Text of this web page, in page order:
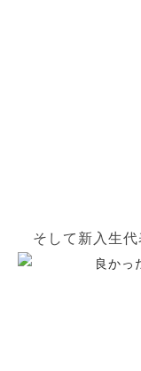
そして新入生